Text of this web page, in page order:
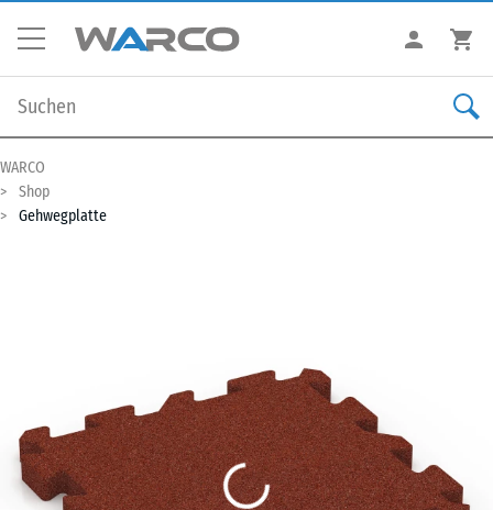
WARCO
Shop
Gehwegplatte